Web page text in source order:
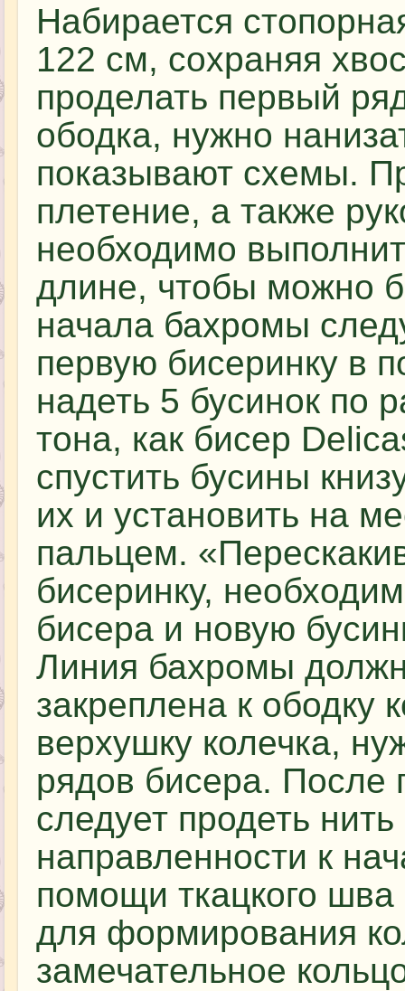
Набирается
122 см, сохраняя
проделать первый
ободка, нужно
показывают схемы.
плетение, а также
необходимо
длине, чтобы можно
начала бахромы
первую бисеринку в
надеть 5 бусинок по
тона, как бисер
спустить бусины
их и установить на
пальцем.
бисеринку,
бисера и новую
Линия бахромы
закреплена к ободку
верхушку колечка,
рядов бисера.
следует продеть
направленности к
помощи ткацкого шва
для формирования
замечательное